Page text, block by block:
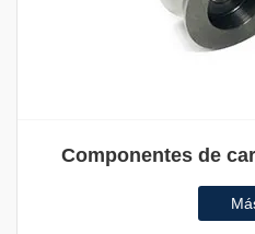
Componentes de